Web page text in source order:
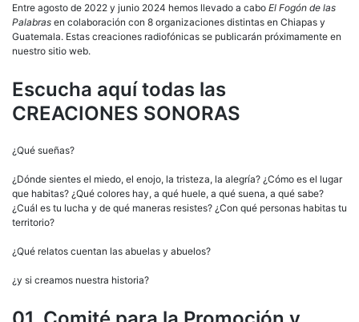
Entre agosto de 2022 y junio 2024 hemos llevado a cabo El Fogón de las
Palabras en colaboración con 8 organizaciones distintas en Chiapas y
Guatemala. Estas creaciones radiofónicas se publicarán próximamente en
nuestro sitio web.
Escucha aquí todas las
CREACIONES SONORAS
¿Qué sueñas?
¿Dónde sientes el miedo, el enojo, la tristeza, la alegría? ¿Cómo es el lugar
que habitas? ¿Qué colores hay, a qué huele, a qué suena, a qué sabe?
¿Cuál es tu lucha y de qué maneras resistes? ¿Con qué personas habitas tu
territorio?
¿Qué relatos cuentan las abuelas y abuelos?
¿y si creamos nuestra historia?